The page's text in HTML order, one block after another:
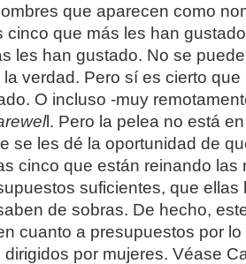
que aparecen como
cinco que más les han
les han gustado. No se
verdad. Pero sí es cierto
O incluso -muy
l. Pero la pelea no está
se les dé la oportunidad de
cinco que están reinando las
suficientes, que ellas
de sobras. De hecho,
cuanto a presupuestos por
por mujeres. Véase